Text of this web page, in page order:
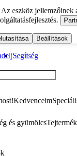
eszköz
Beállítások
Segítség
Kedvenceim
és gyümölcs